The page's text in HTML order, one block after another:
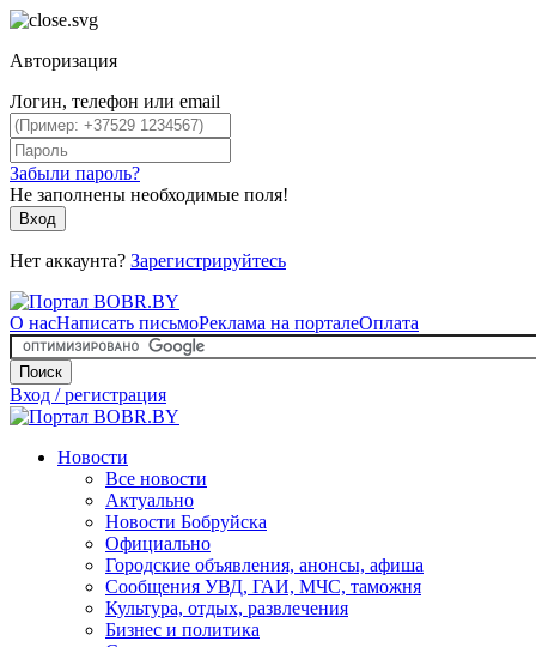
Авторизация
Логин, телефон или email
Забыли пароль?
Не заполнены необходимые поля!
Вход
Нет аккаунта? Зарегистрируйтесь
О насНаписать письмоРеклама на порталеОплата
Поиск
Вход / регистрация
Новости
Все новости
Актуально
Новости Бобруйска
Официально
Городские объявления, анонсы, афиша
Сообщения УВД, ГАИ, МЧС, таможня
Культура, отдых, развлечения
Бизнес и политика